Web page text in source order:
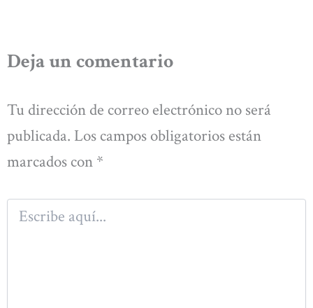
Deja un comentario
Tu dirección de correo electrónico no será
publicada. Los campos obligatorios están
marcados con *
Escribe
aquí...